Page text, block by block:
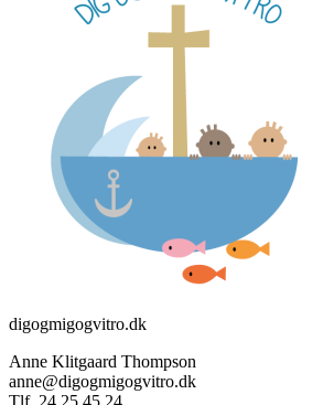
digogmigogvitro.dk
Anne Klitgaard Thompson
anne@digogmigogvitro.dk
Tlf. 24 25 45 24